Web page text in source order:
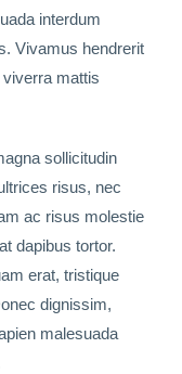
interdum
Vivamus hendrerit
mattis
sollicitudin
risus, nec
ac risus molestie
dapibus tortor.
erat, tristique
dignissim,
malesuada